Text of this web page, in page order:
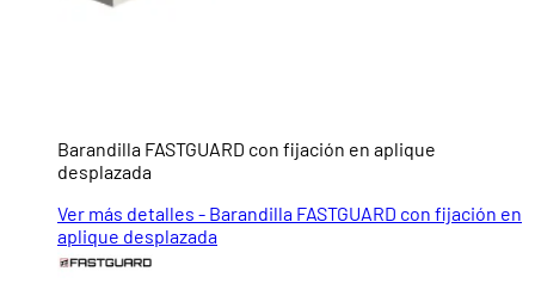
Barandilla FASTGUARD con fijación en aplique
desplazada
Ver más detalles - Barandilla FASTGUARD con fijación en
aplique desplazada